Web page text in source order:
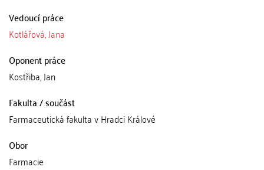
Vedoucí práce
Kotlářová, Jana
Oponent práce
Kostřiba, Jan
Fakulta / součást
Farmaceutická fakulta v Hradci Králové
Obor
Farmacie